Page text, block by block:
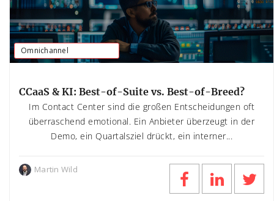
Omnichannel
CCaaS & KI: Best-of-Suite vs. Best-of-Breed?
Im Contact Center sind die großen Entscheidungen oft
überraschend emotional. Ein Anbieter überzeugt in der
Demo, ein Quartalsziel drückt, ein interner...
Martin Wild